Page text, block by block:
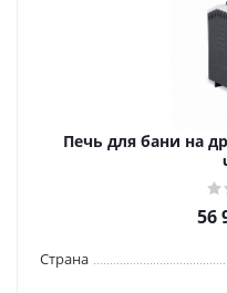
Печь для бани на
56
Страна